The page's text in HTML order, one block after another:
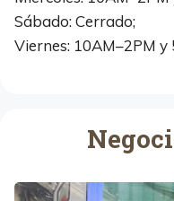
Sábado: Cerrado;
Viernes: 10AM–2PM y
L